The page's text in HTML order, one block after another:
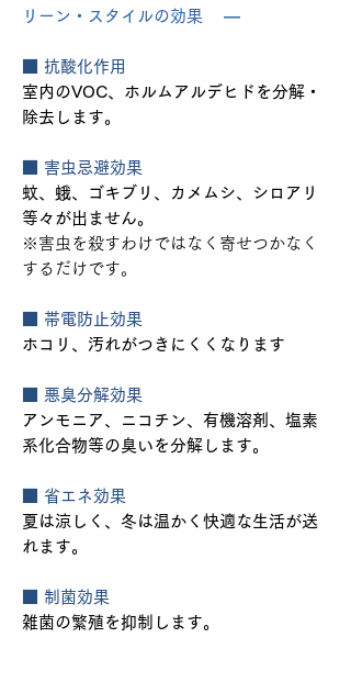
リーン・スタイルの効果 ―
■ 抗酸化作用
室内のVOC、ホルムアルデヒドを分解・
除去します。
■ 害虫忌避効果
蚊、蛾、ゴキブリ、カメムシ、シロアリ
等々が出ません。
※害虫を殺すわけではなく寄せつかなく
するだけです。
■ 帯電防止効果
ホコリ、汚れがつきにくくなります
■ 悪臭分解効果
アンモニア、ニコチン、有機溶剤、塩素
系化合物等の臭いを分解します。
■ 省エネ効果
夏は涼しく、冬は温かく快適な生活が送
れます。
■ 制菌効果
雑菌の繁殖を抑制します。